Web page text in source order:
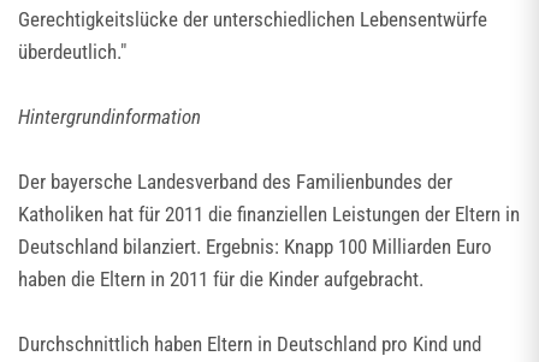
Gerechtigkeitslücke der unterschiedlichen Lebensentwürfe
überdeutlich."
Hintergrundinformation
Der bayersche Landesverband des Familienbundes der
Katholiken hat für 2011 die finanziellen Leistungen der Eltern in
Deutschland bilanziert. Ergebnis: Knapp 100 Milliarden Euro
haben die Eltern in 2011 für die Kinder aufgebracht.
Durchschnittlich haben Eltern in Deutschland pro Kind und